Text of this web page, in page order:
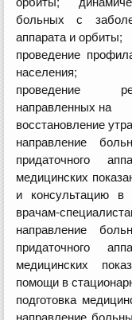
больных с
аппарата и орбиты;
проведение
населения;
проведение
направленных на
восстановление
направление
придаточного
медицинских
и консультацию в
врачам-
направление
придаточного
медицинских
помощи в
подготовка
направление